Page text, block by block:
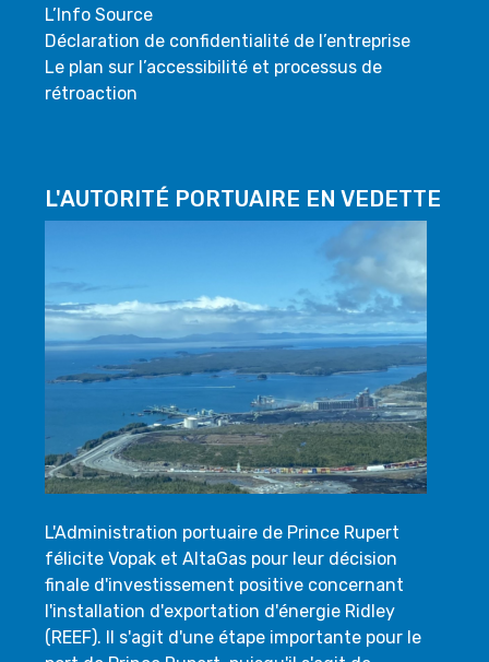
L’Info Source
Déclaration de confidentialité de l’entreprise
Le plan sur l’accessibilité et processus de
rétroaction
L'AUTORITÉ PORTUAIRE EN VEDETTE
L'Administration portuaire de Prince Rupert
félicite Vopak et AltaGas pour leur décision
finale d'investissement positive concernant
l'installation d'exportation d'énergie Ridley
(REEF). Il s'agit d'une étape importante pour le